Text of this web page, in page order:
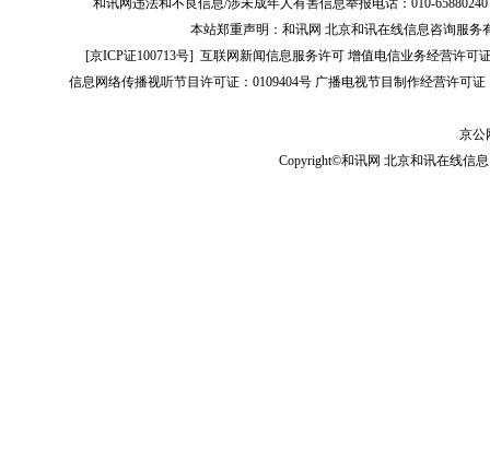
和讯网违法和不良信息/涉未成年人有害信息举报电话：010-
本站郑重声明：和讯网 北京和讯在线信息咨询服
[京ICP证100713号]互联网新闻信息服务许可 增值电信业务经营许可
信息网络传播视听节目许可证：0109404号 广播电视节目制作经营许可证
京公
Copyright©和讯网 北京和讯在线信